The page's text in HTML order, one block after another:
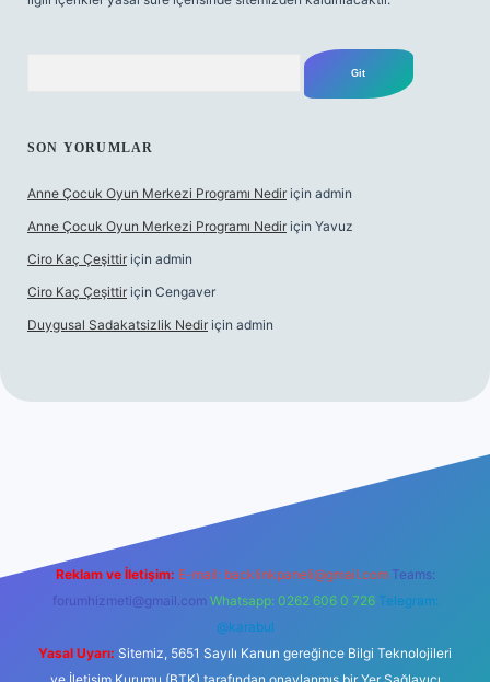
SON YORUMLAR
Anne Çocuk Oyun Merkezi Programı Nedir için admin
Anne Çocuk Oyun Merkezi Programı Nedir için Yavuz
Ciro Kaç Çeşittir için admin
Ciro Kaç Çeşittir için Cengaver
Duygusal Sadakatsizlik Nedir için admin
Reklam ve İletişim: E-mail: backlinkpaneli@gmail.com Teams:
forumhizmeti@gmail.com Whatsapp: 0262 606 0 726 Telegram:
@karabul
Yasal Uyarı: Sitemiz, 5651 Sayılı Kanun gereğince Bilgi Teknolojileri